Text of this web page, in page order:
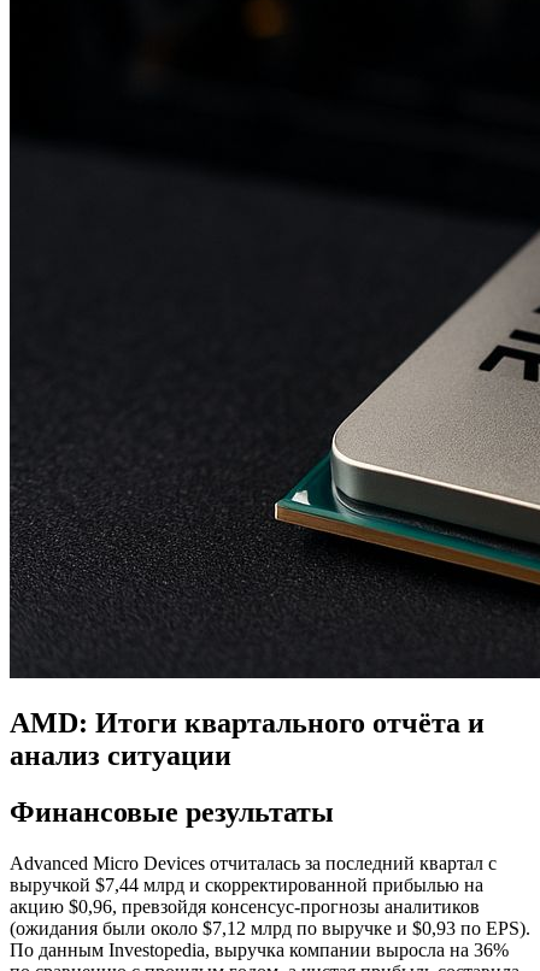
AMD: Итоги квартального отчёта и
анализ ситуации
Финансовые результаты
Advanced Micro Devices отчиталась за последний квартал с
выручкой $7,44 млрд и скорректированной прибылью на
акцию $0,96, превзойдя консенсус-прогнозы аналитиков
(ожидания были около $7,12 млрд по выручке и $0,93 по EPS).
По данным Investopedia, выручка компании выросла на 36%